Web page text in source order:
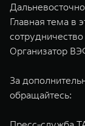
Главная тема в
Организатор
За
обращайтесь: